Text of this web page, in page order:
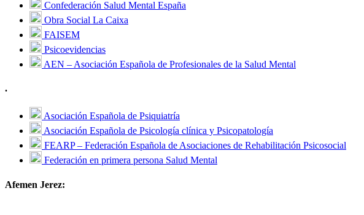
Confederación Salud Mental España
Obra Social La Caixa
FAISEM
Psicoevidencias
AEN – Asociación Española de Profesionales de la Salud Mental
.
Asociación Española de Psiquiatría
Asociación Española de Psicología clínica y Psicopatología
FEARP – Federación Española de Asociaciones de Rehabilitación Psicosocial
Federación en primera persona Salud Mental
Afemen Jerez: